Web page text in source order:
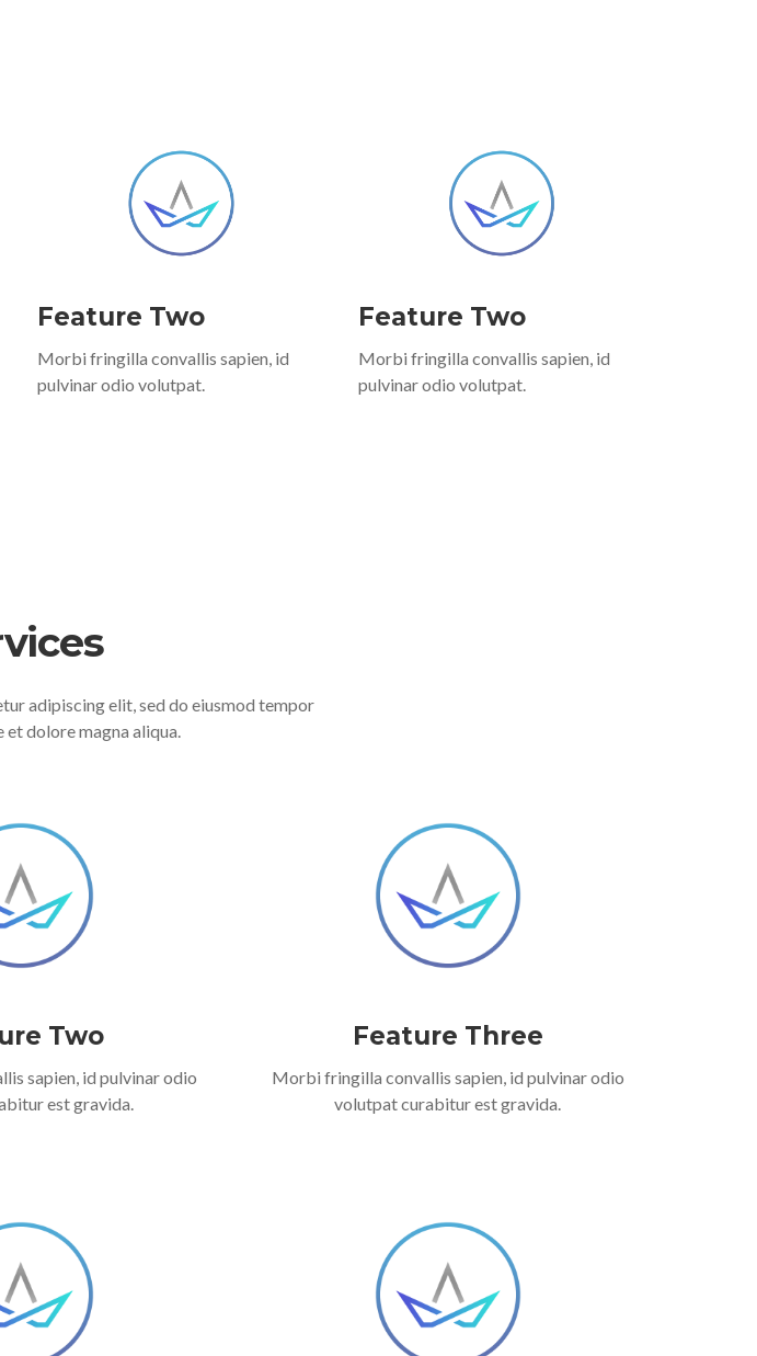
Feature Two
Morbi fringilla convallis sapien, id
pulvinar odio volutpat.
Feature Two
Morbi fringilla convallis sapien, id
pulvinar odio volutpat.
adipiscing elit, sed do eiusmod tempor
dolore magna aliqua.
Two
sapien, id pulvinar odio
est gravida.
Feature Three
Morbi fringilla convallis sapien, id pulvinar odio
volutpat curabitur est gravida.